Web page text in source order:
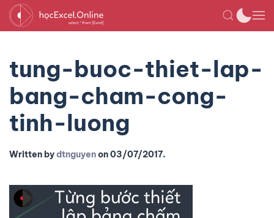
tung-buoc-thiet-lap-
bang-cham-cong-
tinh-luong
Written bydtnguyenon03/07/2017.